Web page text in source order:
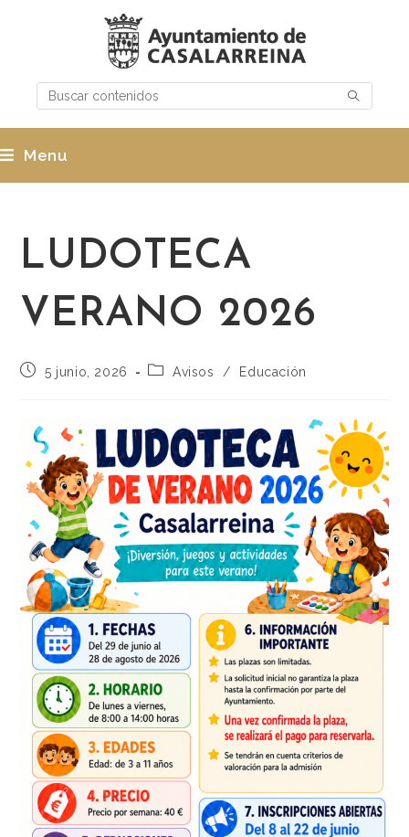
Menu
LUDOTECA
VERANO 2026
5 junio, 2026 Avisos / Educación